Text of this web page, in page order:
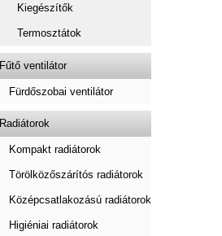
Kiegészítők
Termosztátok
Fűtő ventilátor
Fürdőszobai ventilátor
Radiátorok
Kompakt radiátorok
Törölközőszárítós radiátorok
Középcsatlakozású radiátorok
Higiéniai radiátorok